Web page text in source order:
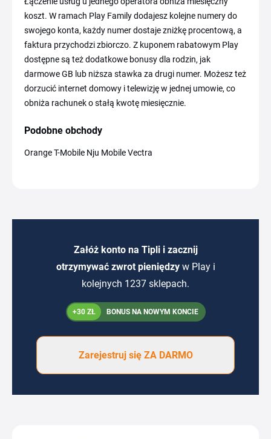
koszt. W ramach Play Family dodajesz kolejne numery do
swojego konta, każdy numer dostaje zniżkę procentową, a
faktura przychodzi zbiorczo. Z kuponem rabatowym Play
dostępne są też dodatkowe bonusy dla rodzin, jak
darmowe GB lub niższa stawka za drugi numer. Możesz też
dorzucić internet domowy i telewizję w jednej umowie, co
obniża rachunek o stałą kwotę miesięcznie.
Podobne obchody
Orange T-Mobile Nju Mobile Vectra
Załóż konto na Tipli i zacznij
otrzymywać zwrot pieniędzy w Play i
kolejnych 1237 sklepach.
+30 ZŁ BONUS NA NOWYM KONCIE
Zarejestruj się ZA DARMO